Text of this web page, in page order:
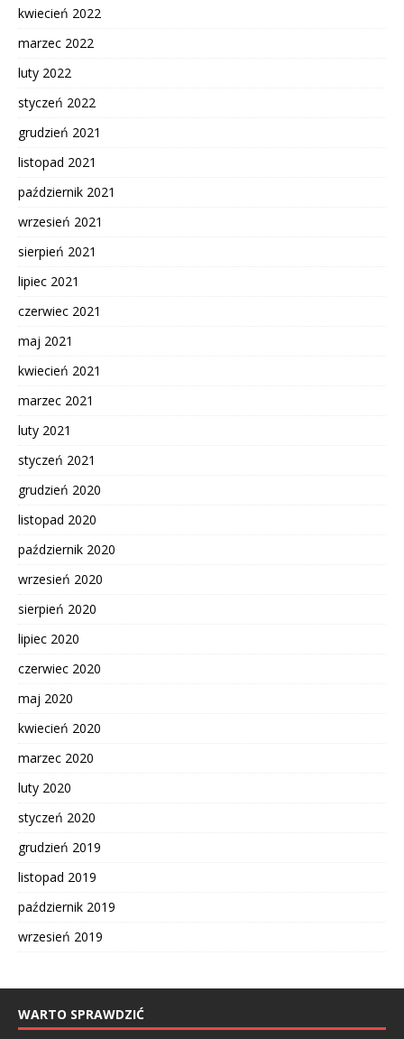
kwiecień 2022
marzec 2022
luty 2022
styczeń 2022
grudzień 2021
listopad 2021
październik 2021
wrzesień 2021
sierpień 2021
lipiec 2021
czerwiec 2021
maj 2021
kwiecień 2021
marzec 2021
luty 2021
styczeń 2021
grudzień 2020
listopad 2020
październik 2020
wrzesień 2020
sierpień 2020
lipiec 2020
czerwiec 2020
maj 2020
kwiecień 2020
marzec 2020
luty 2020
styczeń 2020
grudzień 2019
listopad 2019
październik 2019
wrzesień 2019
WARTO SPRAWDZIĆ